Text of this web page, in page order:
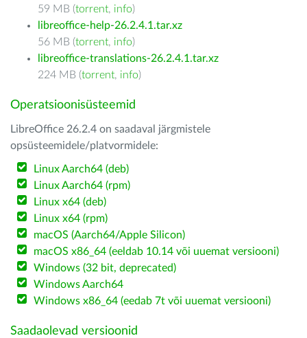
59 MB (torrent, info)
libreoffice-help-26.2.4.1.tar.xz
56 MB (torrent, info)
libreoffice-translations-26.2.4.1.tar.xz
224 MB (torrent, info)
Operatsioonisüsteemid
LibreOffice 26.2.4 on saadaval järgmistele
opsüsteemidele/platvormidele:
Linux Aarch64 (deb)
Linux Aarch64 (rpm)
Linux x64 (deb)
Linux x64 (rpm)
macOS (Aarch64/Apple Silicon)
macOS x86_64 (eeldab 10.14 või uuemat versiooni)
Windows (32 bit, deprecated)
Windows Aarch64
Windows x86_64 (eedab 7t või uuemat versiooni)
Saadaolevad versioonid